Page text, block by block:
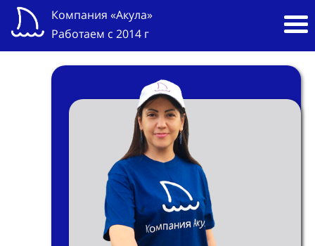
Компания «Акула»
Работаем с 2014 г